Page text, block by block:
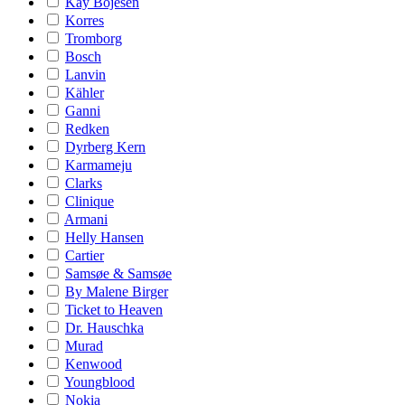
Korres
Tromborg
Bosch
Lanvin
Kähler
Ganni
Redken
Dyrberg Kern
Karmameju
Clarks
Clinique
Armani
Helly Hansen
Cartier
Samsøe & Samsøe
By Malene Birger
Ticket to Heaven
Dr. Hauschka
Murad
Kenwood
Youngblood
Nokia